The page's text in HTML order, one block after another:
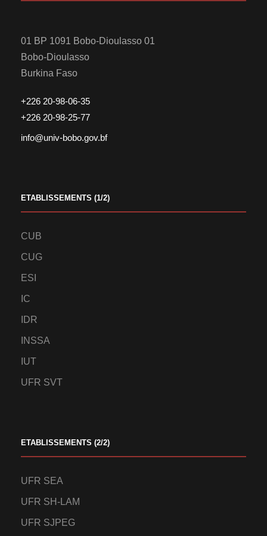
01 BP 1091 Bobo-Dioulasso 01
Bobo-Dioulasso
Burkina Faso
+226 20-98-06-35
+226 20-98-25-77
info@univ-bobo.gov.bf
ETABLISSEMENTS (1/2)
CUB
CUG
ESI
IC
IDR
INSSA
IUT
UFR SVT
ETABLISSEMENTS (2/2)
UFR SEA
UFR SH-LAM
UFR SJPEG